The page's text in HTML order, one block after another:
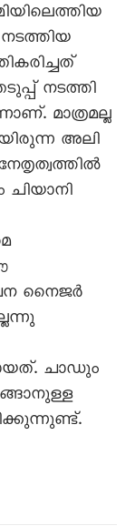
നടത്തി
മാത്രമല്ല
അലി
ചിയാനി
നെെജർ
ചാഡും